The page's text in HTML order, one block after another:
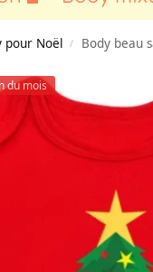
pour Noël / Body beau
du mois